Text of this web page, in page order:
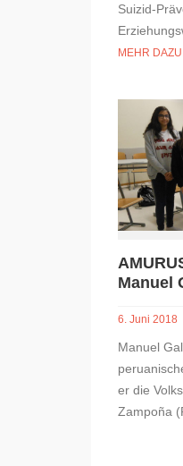
Suizid-
MEHR
Manuel
6. Juni 2018
Manuel
er die
Zampoña